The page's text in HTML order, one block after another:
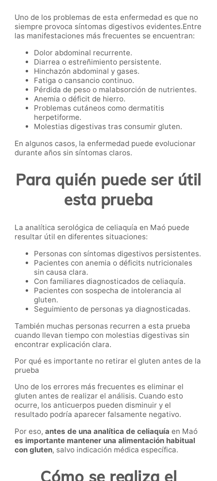
Uno de los problemas de esta enfermedad es que no
siempre provoca síntomas digestivos evidentes.Entre
las manifestaciones más frecuentes se encuentran:
Dolor abdominal recurrente.
Diarrea o estreñimiento persistente.
Hinchazón abdominal y gases.
Fatiga o cansancio continuo.
Pérdida de peso o malabsorción de nutrientes.
Anemia o déficit de hierro.
Problemas cutáneos como dermatitis
herpetiforme.
Molestias digestivas tras consumir gluten.
En algunos casos, la enfermedad puede evolucionar
durante años sin síntomas claros.
Para quién puede ser útil
esta prueba
La analítica serológica de celiaquía en Maó puede
resultar útil en diferentes situaciones:
Personas con síntomas digestivos persistentes.
Pacientes con anemia o déficits nutricionales
sin causa clara.
Con familiares diagnosticados de celiaquía.
Pacientes con sospecha de intolerancia al
gluten.
Seguimiento de personas ya diagnosticadas.
También muchas personas recurren a esta prueba
cuando llevan tiempo con molestias digestivas sin
encontrar explicación clara.
Por qué es importante no retirar el gluten antes de la
prueba
Uno de los errores más frecuentes es eliminar el
gluten antes de realizar el análisis. Cuando esto
ocurre, los anticuerpos pueden disminuir y el
resultado podría aparecer falsamente negativo.
Por eso, antes de una analítica de celiaquía en Maó
es importante mantener una alimentación habitual
con gluten, salvo indicación médica específica.
Cómo se realiza el